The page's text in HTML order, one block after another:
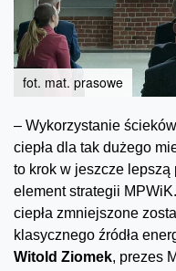
fot. mat. prasowe
– Wykorzystanie
ciepła dla tak dużego
to krok w jeszcze lepszą
element strategii
ciepła zmniejszone
klasycznego źródła
Witold Ziomek, prezes